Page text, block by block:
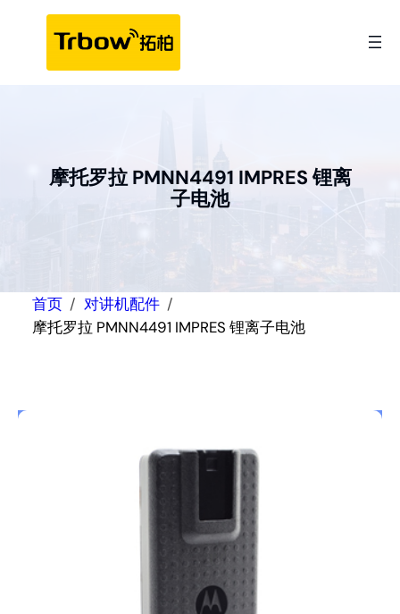
摩托罗拉 PMNN4491 IMPRES 锂离
子电池
首页
对讲机配件
摩托罗拉 PMNN4491 IMPRES 锂离子电池